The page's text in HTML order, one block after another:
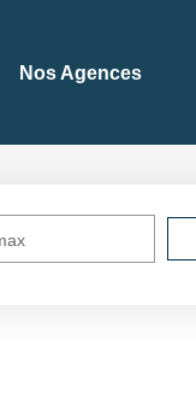
Nos Agences